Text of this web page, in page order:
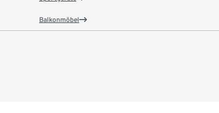
Balkonmöbel